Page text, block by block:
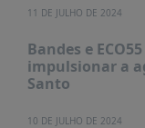
11 DE JULHO DE 2024
Bandes e
impulsionar a
Santo
10 DE JULHO DE 2024